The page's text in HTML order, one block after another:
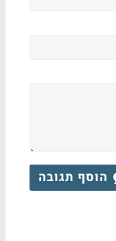
הוסף תגובה